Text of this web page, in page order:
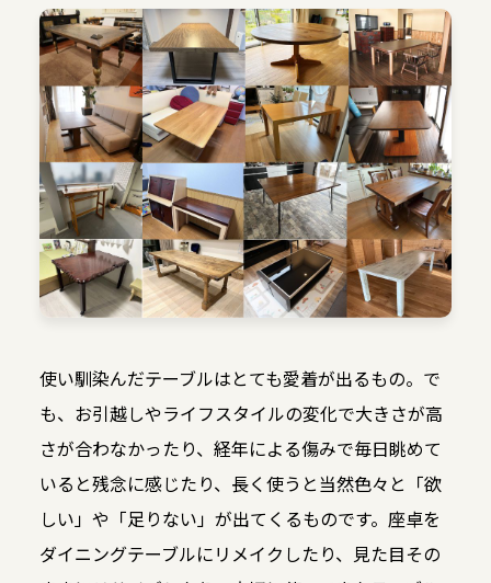
使い馴染んだテーブルはとても愛着が出るもの。で
も、お引越しやライフスタイルの変化で大きさが高
さが合わなかったり、経年による傷みで毎日眺めて
いると残念に感じたり、長く使うと当然色々と「欲
しい」や「足りない」が出てくるものです。座卓を
ダイニングテーブルにリメイクしたり、見た目その